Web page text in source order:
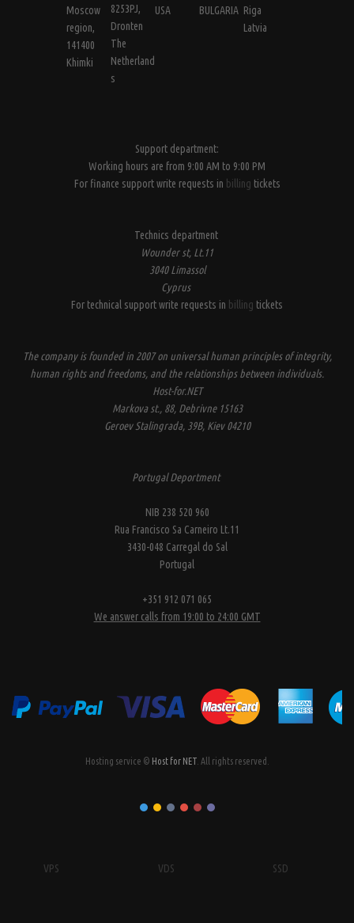
Moscow
region,
141400
Khimki
8253PJ,
Dronten
The
Netherland
s
USA
BULGARIA Riga
Latvia
Support department:
Working hours are from 9:00 AM to 9:00 PM
For finance support write requests in billing tickets
Technics department
Wounder st, Lt.11
3040 Limassol
Cyprus
For technical support write requests in billing tickets
The company is founded in 2007 on universal human principles of integrity,
human rights and freedoms, and the relationships between individuals.
Host-for.NET
Markova st., 88, Debrivne 15163
Geroev Stalingrada, 39B, Kiev 04210
Portugal Deportment
NIB 238 520 960
Rua Francisco Sa Carneiro Lt.11
3430-048 Carregal do Sal
Portugal
+351 912 071 065
We answer calls from 19:00 to 24:00 GMT
Hosting service © Host for NET. All rights reserved.
VPS VDS SSD